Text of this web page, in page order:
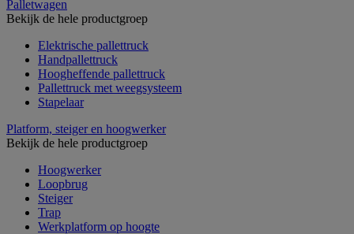
Palletwagen
Bekijk de hele productgroep
Elektrische pallettruck
Handpallettruck
Hoogheffende pallettruck
Pallettruck met weegsysteem
Stapelaar
Platform, steiger en hoogwerker
Bekijk de hele productgroep
Hoogwerker
Loopbrug
Steiger
Trap
Werkplatform op hoogte